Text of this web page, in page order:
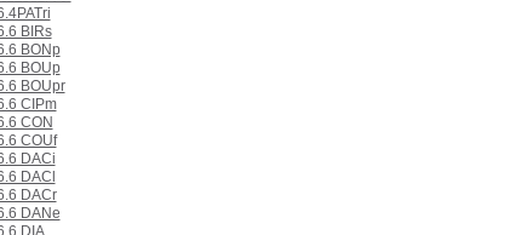
BIRs
BONp
BOUp
BOUpr
CIPm
CON
COUf
DACi
DACl
DACr
DANe
DIA